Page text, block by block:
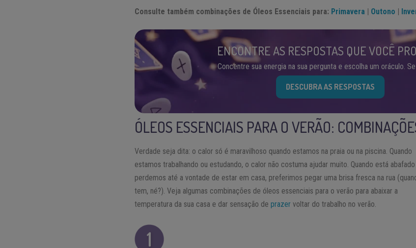
Consulte também combinações de Óleos Essenciais para: Primavera Outono
ENCONTRE AS RESPOSTAS QUE VOCÊ
Concentre sua energia na sua pergunta e escolha um oráculo.
DESCUBRA AS RESPOSTAS
ÓLEOS ESSENCIAIS PARA O VERÃO:
Verdade seja dita: o calor só é maravilhoso quando estamos na praia ou na piscina. Quando
estamos trabalhando ou estudando, o calor não costuma ajudar muito. Quando está abafado
perdemos até a vontade de estar em casa, preferimos pegar uma brisa fresca na rua
tem, né?). Veja algumas combinações de óleos essenciais para o verão para abaixar a
temperatura da sua casa e dar sensação deprazer voltar do trabalho no verão.